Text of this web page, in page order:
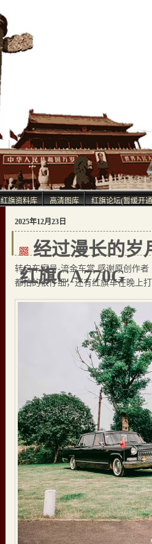
红旗资料库 高清图库 红旗论坛(暂缓开
2025年12月23日
经过漫长的岁
红旗CA770G
转自车家号-流金车赏 感谢原创作
都拍的很仔细，还有红旗车在晚上打